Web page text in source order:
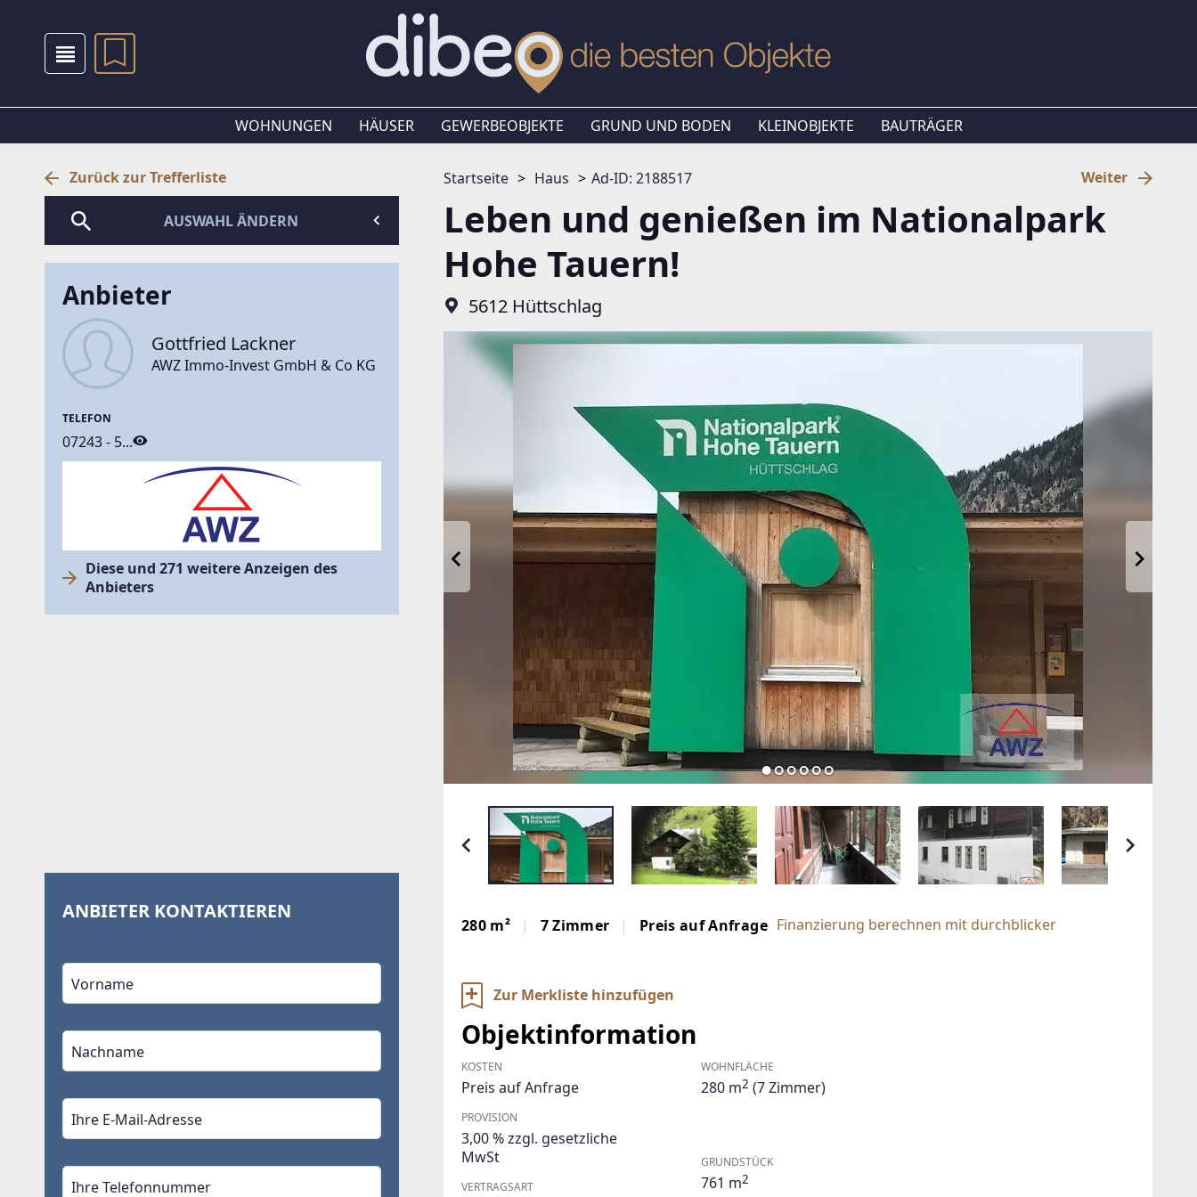
WOHNUNGEN HÄUSER GEWERBEOBJEKTE GRUND UND BODEN KLEINOBJEKTE BAUTRÄGER
Startseite Haus Ad-ID: 2188517 Weiter
Leben und genießen im Nationalpark
Hohe Tauern!
5612 Hüttschlag
280 m² 7 Zimmer Preis auf Anfrage Finanzierung berechnen mit durchblicker
Zur Merkliste hinzufügen
Objektinformation
KOSTEN
Preis auf Anfrage
PROVISION
3,00 % zzgl. gesetzliche
MwSt
VERTRAGSART
WOHNFLÄCHE
280 m2 (7 Zimmer)
GRUNDSTÜCK
761 m2
Zurück zur Trefferliste
AUSWAHL ÄNDERN
Anbieter
Gottfried Lackner
AWZ Immo-Invest GmbH & Co KG
TELEFON
07243 - 5...
Diese und 271 weitere Anzeigen des
Anbieters
ANBIETER KONTAKTIEREN